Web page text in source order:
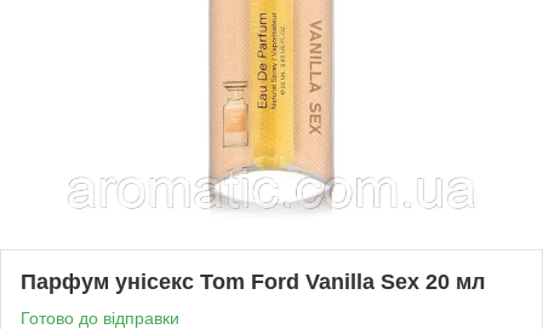
Парфум унісекс Tom Ford Vanilla Sex 20 мл
Готово до відправки